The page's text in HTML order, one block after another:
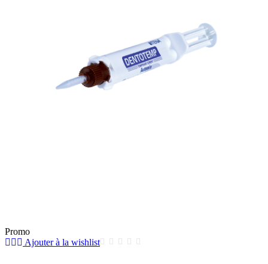
Promo
Ajouter à la wishlist